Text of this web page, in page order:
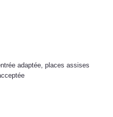
adaptée, places assises